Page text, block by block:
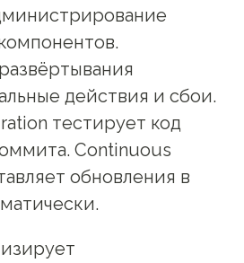
действия и сбои.
тестирует код
Continuous
обновления в